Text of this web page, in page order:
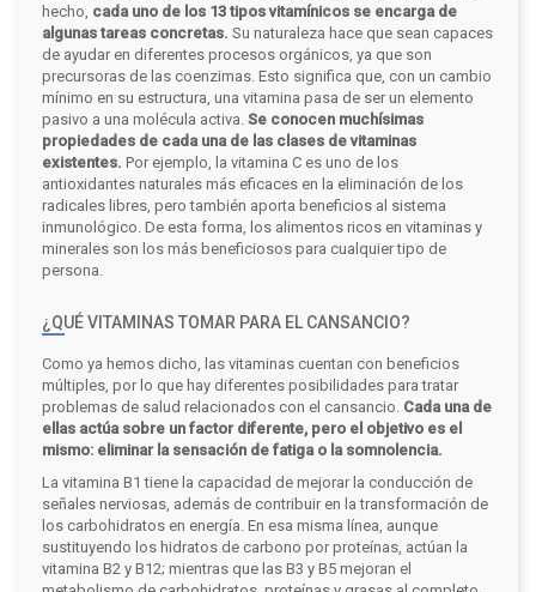
hecho, cada uno de los 13 tipos vitamínicos se encarga de
algunas tareas concretas. Su naturaleza hace que sean capaces
de ayudar en diferentes procesos orgánicos, ya que son
precursoras de las coenzimas. Esto significa que, con un cambio
mínimo en su estructura, una vitamina pasa de ser un elemento
pasivo a una molécula activa. Se conocen muchísimas
propiedades de cada una de las clases de vitaminas
existentes. Por ejemplo, la vitamina C es uno de los
antioxidantes naturales más eficaces en la eliminación de los
radicales libres, pero también aporta beneficios al sistema
inmunológico. De esta forma, los alimentos ricos en vitaminas y
minerales son los más beneficiosos para cualquier tipo de
persona.
¿QUÉ VITAMINAS TOMAR PARA EL CANSANCIO?
Como ya hemos dicho, las vitaminas cuentan con beneficios
múltiples, por lo que hay diferentes posibilidades para tratar
problemas de salud relacionados con el cansancio. Cada una de
ellas actúa sobre un factor diferente, pero el objetivo es el
mismo: eliminar la sensación de fatiga o la somnolencia.
La vitamina B1 tiene la capacidad de mejorar la conducción de
señales nerviosas, además de contribuir en la transformación de
los carbohidratos en energía. En esa misma línea, aunque
sustituyendo los hidratos de carbono por proteínas, actúan la
vitamina B2 y B12; mientras que las B3 y B5 mejoran el